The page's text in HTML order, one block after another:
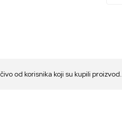
od korisnika koji su kupili proizvod.